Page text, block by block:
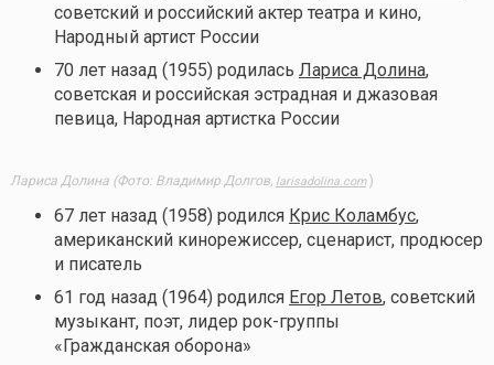
советский и российский актер театра и кино,
Народный артист России
70 лет назад (1955) родилась Лариса Долина,
советская и российская эстрадная и джазовая
певица, Народная артистка России
Лариса Долина (Фото: Владимир Долгов, larisadolina.com )
67 лет назад (1958) родился Крис Коламбус,
американский кинорежиссер, сценарист, продюсер
и писатель
61 год назад (1964) родился Егор Летов, советский
музыкант, поэт, лидер рок-группы
«Гражданская оборона»